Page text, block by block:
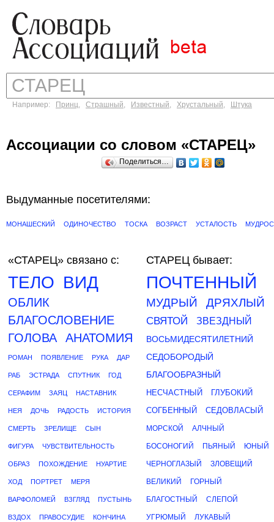
Например: Принц, Страшный, Известный, Хрустальный, Штука
Ассоциации со словом «СТАРЕЦ»
Поделиться…
Выдуманные посетителями:
МОНАШЕСКИЙ ОДИНОЧЕСТВО ТОСКА ВОЗРАСТ УСТАЛОСТЬ
«СТАРЕЦ» связано с:
ТЕЛО ВИД
ОБЛИК
БЛАГОСЛОВЕНИЕ
ГОЛОВА
АНАТОМИЯ
РОМАН ПОЯВЛЕНИЕ РУКА ДАР
РАБ ЭСТРАДА СПУТНИК ГОД
СЕРАФИМ ЗАЯЦ НАСТАВНИК
НЕЯ ДОЧЬ РАДОСТЬ ИСТОРИЯ
СМЕРТЬ ЗРЕЛИЩЕ СЫН
ФИГУРА ЧУВСТВИТЕЛЬНОСТЬ
ОБРАЗ ПОХОЖДЕНИЕ НУАРТИЕ
ХОД ПОРТРЕТ МЕРЯ
ВАРФОЛОМЕЙ ВЗГЛЯД ПУСТЫНЬ
ВЗДОХ ПРАВОСУДИЕ КОНЧИНА
СТАРЕЦ бывает:
ПОЧТЕННЫЙ
МУДРЫЙ ДРЯХЛЫЙ
СВЯТОЙ ЗВЕЗДНЫЙ
ВОСЬМИДЕСЯТИЛЕТНИЙ
СЕДОБОРОДЫЙ
БЛАГООБРАЗНЫЙ
НЕСЧАСТНЫЙ
ГЛУБОКИЙ
СОГБЕННЫЙ
СЕДОВЛАСЫЙ
МОРСКОЙ АЛЧНЫЙ
БОСОНОГИЙ ПЬЯНЫЙ ЮНЫЙ
ЧЕРНОГЛАЗЫЙ ЗЛОВЕЩИЙ
ВЕЛИКИЙ ГОРНЫЙ
БЛАГОСТНЫЙ СЛЕПОЙ
УГРЮМЫЙ ЛУКАВЫЙ